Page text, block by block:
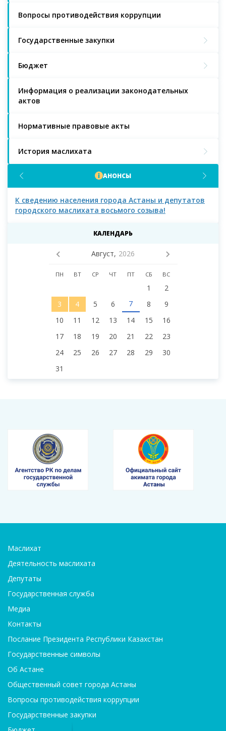
Вопросы противодействия коррупции
Государственные закупки
Бюджет
Информация о реализации законодательных
актов
Нормативные правовые акты
История маслихата
АНОНСЫ
К сведению населения города Астаны и депутатов
городского маслихата восьмого созыва!
КАЛЕНДАРЬ
Август, 2026
ПН ВТ СР ЧТ ПТ СБ ВС
1
2
3
4 5 6 7 8
9
10
11 12 13 14 15
16
17
18 19 20 21 22
23
24
25 26 27 28 29
30
31
Маслихат
Деятельность маслихата
Депутаты
Государственная служба
Медиа
Контакты
Послание Президента Республики Казахстан
Государственные символы
Об Астане
Общественный совет города Астаны
Вопросы противодействия коррупции
Государственные закупки